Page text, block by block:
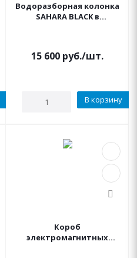
Водоразборная колонка
SAHARA BLACK в
15 600 руб./шт.
В корзину
Короб
электромагнитных